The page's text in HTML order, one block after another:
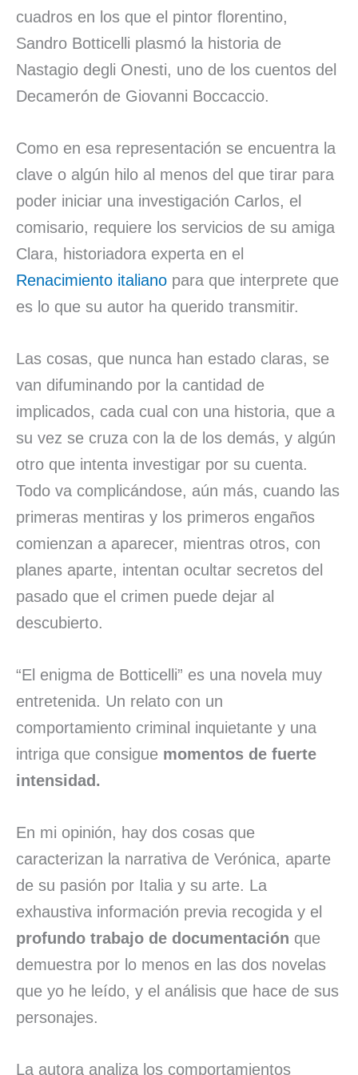
cuadros en los que el pintor florentino,
Sandro Botticelli plasmó la historia de
Nastagio degli Onesti, uno de los cuentos del
Decamerón de Giovanni Boccaccio.
Como en esa representación se encuentra la
clave o algún hilo al menos del que tirar para
poder iniciar una investigación Carlos, el
comisario, requiere los servicios de su amiga
Clara, historiadora experta en el
Renacimiento italiano para que interprete que
es lo que su autor ha querido transmitir.
Las cosas, que nunca han estado claras, se
van difuminando por la cantidad de
implicados, cada cual con una historia, que a
su vez se cruza con la de los demás, y algún
otro que intenta investigar por su cuenta.
Todo va complicándose, aún más, cuando las
primeras mentiras y los primeros engaños
comienzan a aparecer, mientras otros, con
planes aparte, intentan ocultar secretos del
pasado que el crimen puede dejar al
descubierto.
“El enigma de Botticelli” es una novela muy
entretenida. Un relato con un
comportamiento criminal inquietante y una
intriga que consigue momentos de fuerte
intensidad.
En mi opinión, hay dos cosas que
caracterizan la narrativa de Verónica, aparte
de su pasión por Italia y su arte. La
exhaustiva información previa recogida y el
profundo trabajo de documentación que
demuestra por lo menos en las dos novelas
que yo he leído, y el análisis que hace de sus
personajes.
La autora analiza los comportamientos